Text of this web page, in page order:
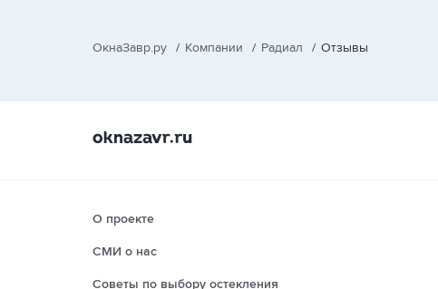
ОкнаЗавр.ру / Компании / Радиал / Отзывы
О проекте
СМИ о нас
Советы по выбору остекления